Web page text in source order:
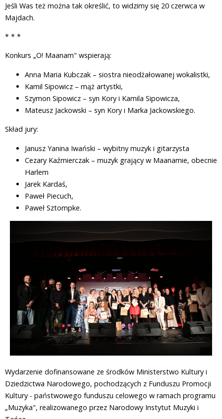
Jeśli Was też można tak określić, to widzimy się 20 czerwca w
Majdach.
* * *
Konkurs „O! Maanam" wspierają:
Anna Maria Kubczak – siostra nieodżałowanej wokalistki,
Kamil Sipowicz – mąż artystki,
Szymon Sipowicz – syn Kory i Kamila Sipowicza,
Mateusz Jackowski – syn Kory i Marka Jackowskiego.
Skład jury:
Janusz Yanina Iwański – wybitny muzyk i gitarzysta
Cezary Kaźmierczak – muzyk grający w Maanamie, obecnie
Harlem
Jarek Kardaś,
Paweł Piecuch,
Paweł Sztompke.
Wydarzenie dofinansowane ze środków Ministerstwo Kultury i
Dziedzictwa Narodowego, pochodzących z Funduszu Promocji
Kultury - państwowego funduszu celowego w ramach programu
„Muzyka", realizowanego przez Narodowy Instytut Muzyki i